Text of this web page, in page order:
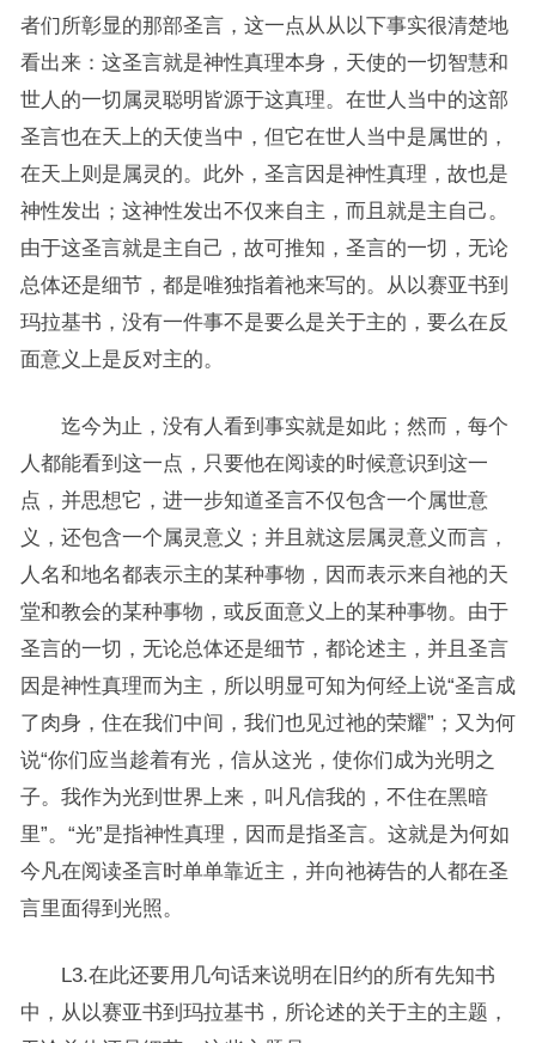
者们所彰显的那部圣言，这一点从从以下事实很清楚地
看出来：这圣言就是神性真理本身，天使的一切智慧和
世人的一切属灵聪明皆源于这真理。在世人当中的这部
圣言也在天上的天使当中，但它在世人当中是属世的，
在天上则是属灵的。此外，圣言因是神性真理，故也是
神性发出；这神性发出不仅来自主，而且就是主自己。
由于这圣言就是主自己，故可推知，圣言的一切，无论
总体还是细节，都是唯独指着祂来写的。从以赛亚书到
玛拉基书，没有一件事不是要么是关于主的，要么在反
面意义上是反对主的。
迄今为止，没有人看到事实就是如此；然而，每个
人都能看到这一点，只要他在阅读的时候意识到这一
点，并思想它，进一步知道圣言不仅包含一个属世意
义，还包含一个属灵意义；并且就这层属灵意义而言，
人名和地名都表示主的某种事物，因而表示来自祂的天
堂和教会的某种事物，或反面意义上的某种事物。由于
圣言的一切，无论总体还是细节，都论述主，并且圣言
因是神性真理而为主，所以明显可知为何经上说“圣言成
了肉身，住在我们中间，我们也见过祂的荣耀”；又为何
说“你们应当趁着有光，信从这光，使你们成为光明之
子。我作为光到世界上来，叫凡信我的，不住在黑暗
里”。“光”是指神性真理，因而是指圣言。这就是为何如
今凡在阅读圣言时单单靠近主，并向祂祷告的人都在圣
言里面得到光照。
L3.在此还要用几句话来说明在旧约的所有先知书
中，从以赛亚书到玛拉基书，所论述的关于主的主题，